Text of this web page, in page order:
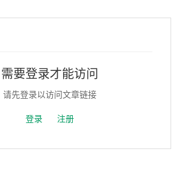
需要登录才能访问
请先登录以访问文章链接
登录 注册